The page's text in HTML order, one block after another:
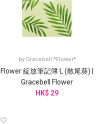
by Gracebell *Flower*
Flower 綻放筆記簿 L (散尾葵) |
Gracebell Flower
HK$ 29